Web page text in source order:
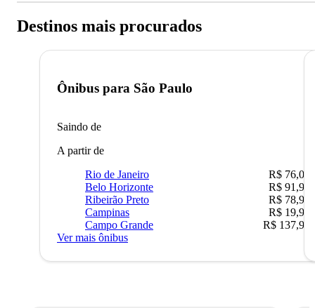
Destinos mais procurados
Ônibus para São Paulo
Saindo de
A partir de
Rio de Janeiro
R$ 76,09
Belo Horizonte
R$ 91,90
Ribeirão Preto
R$ 78,90
Campinas
R$ 19,90
Campo Grande
R$ 137,90
Ver mais ônibus